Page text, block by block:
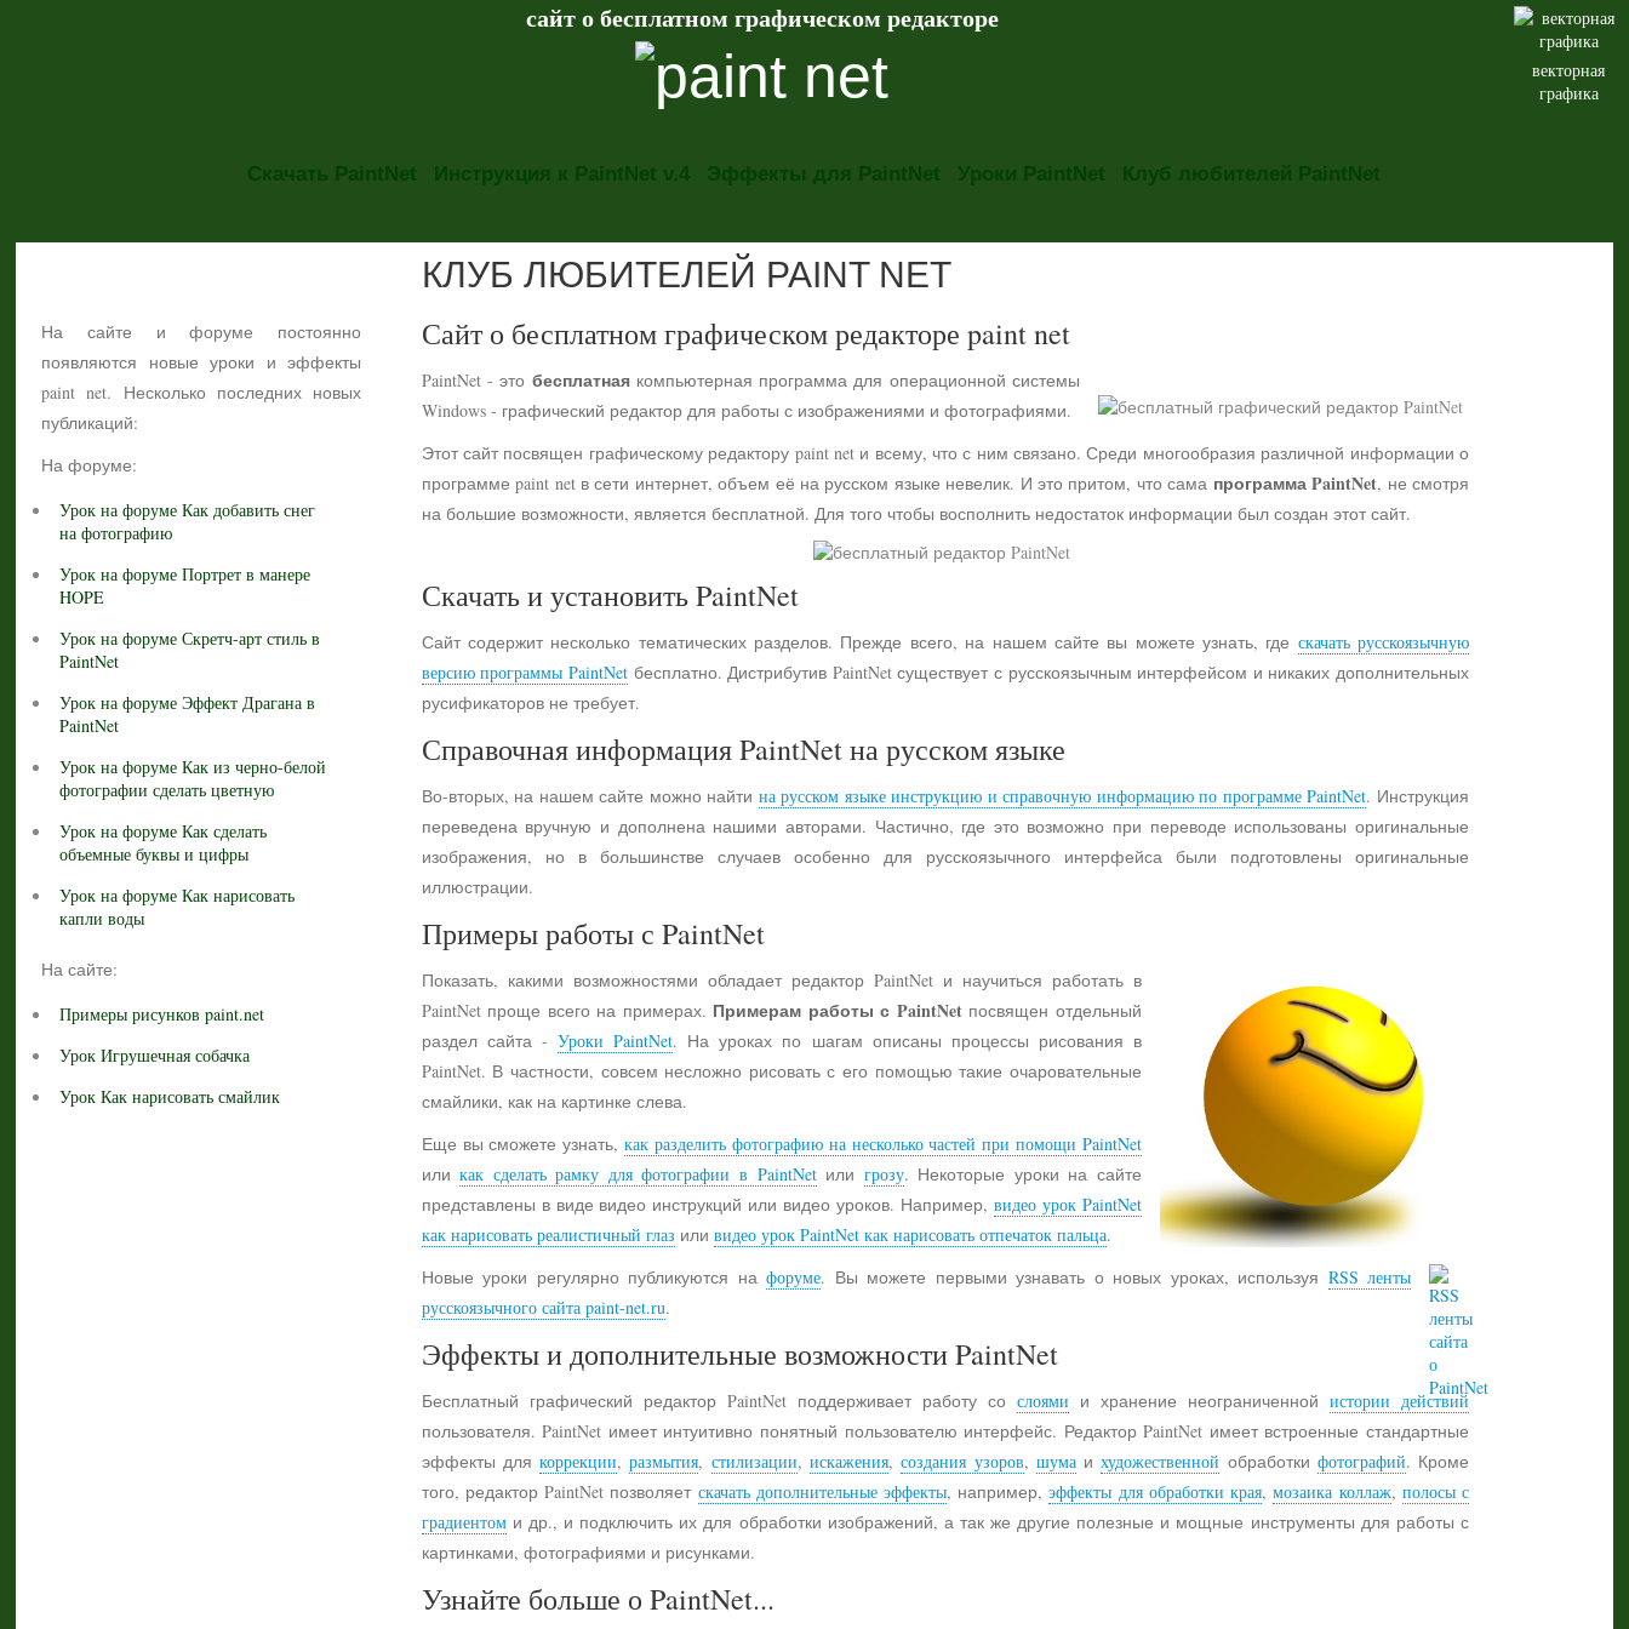
векторная
графика
сайт о бесплатном графическом редакторе
Скачать PaintNet Инструкция к PaintNet v.4 Эффекты для PaintNet Уроки PaintNet Клуб любителей PaintNet
На сайте и форуме постоянно
появляются новые уроки и эффекты
paint net. Несколько последних новых
публикаций:
На форуме:
Урок на форуме Как добавить снег
на фотографию
Урок на форуме Портрет в манере
HOPE
Урок на форуме Скретч-арт стиль в
PaintNet
Урок на форуме Эффект Драгана в
PaintNet
Урок на форуме Как из черно-белой
фотографии сделать цветную
Урок на форуме Как сделать
объемные буквы и цифры
Урок на форуме Как нарисовать
капли воды
На сайте:
Примеры рисунков paint.net
Урок Игрушечная собачка
Урок Как нарисовать смайлик
КЛУБ ЛЮБИТЕЛЕЙ PAINT NET
Сайт о бесплатном графическом редакторе paint net
PaintNet - это бесплатнаякомпьютерная программа для операционной системы
Windows - графический редактор для работы с изображениями и фотографиями.
Этот сайт посвящен графическому редактору paint net и всему, что с ним связано. Среди многообразия различной информации о
программе paint net в сети интернет, объем её на русском языке невелик. И это притом, что сама программа PaintNet, не смотря
на большие возможности, является бесплатной. Для того чтобы восполнить недостаток информации был создан этот сайт.
Скачать и установить PaintNet
Сайт содержит несколько тематических разделов. Прежде всего, на нашем сайте вы можете узнать, где скачать русскоязычную
версию программы PaintNetбесплатно. Дистрибутив PaintNet существует с русскоязычным интерфейсом и никаких дополнительных
русификаторов не требует.
Справочная информация PaintNet на русском языке
Во-вторых, на нашем сайте можно найти на русском языке инструкцию и справочную информацию по программе PaintNet. Инструкция
переведена вручную и дополнена нашими авторами. Частично, где это возможно при переводе использованы оригинальные
изображения, но в большинстве случаев особенно для русскоязычного интерфейса были подготовлены оригинальные
иллюстрации.
Примеры работы с PaintNet
Показать, какими возможностями обладает редактор PaintNet и научиться работать в
PaintNet проще всего на примерах. Примерам работы с PaintNetпосвящен отдельный
раздел сайта -Уроки PaintNet. На уроках по шагам описаны процессы рисования в
PaintNet. В частности, совсем несложно рисовать с его помощью такие очаровательные
смайлики, как на картинке слева.
Еще вы сможете узнать,как разделить фотографию на несколько частей при помощи PaintNet
иликак сделать рамку для фотографии в PaintNetили грозу. Некоторые уроки на сайте
представлены в виде видео инструкций или видео уроков. Например,видео урок PaintNet
как нарисовать реалистичный глаз или видео урок PaintNet как нарисовать отпечаток пальца.
Новые уроки регулярно публикуются нафоруме. Вы можете первыми узнавать о новых уроках, используя RSS ленты
русскоязычного сайта paint-net.ru.
Эффекты и дополнительные возможности PaintNet
Бесплатный графический редактор PaintNet поддерживает работу со слоями и хранение неограниченной истории действий
пользователя. PaintNet имеет интуитивно понятный пользователю интерфейс. Редактор PaintNet имеет встроенные стандартные
эффекты длякоррекции,размытия, стилизации, искажения,создания узоров, шумаихудожественной обработки фотографий. Кроме
того, редактор PaintNet позволяет скачать дополнительные эффекты, например,эффекты для обработки края,мозаика коллаж, полосы с
градиентоми др., и подключить их для обработки изображений, а так же другие полезные и мощные инструменты для работы с
картинками, фотографиями и рисунками.
Узнайте больше о PaintNet...